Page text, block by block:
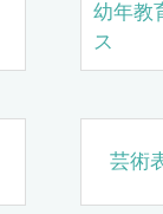
幼年教
ス
芸術